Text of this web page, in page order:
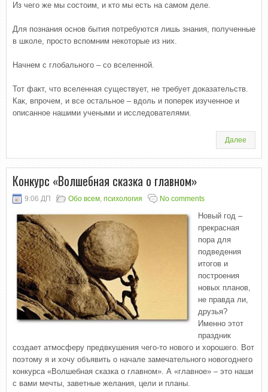
Из чего же мы состоим, и кто мы есть на самом деле.
Для познания основ бытия потребуются лишь знания, полученные
в школе, просто вспомним некоторые из них.
Начнем с глобального – со вселенной.
Тот факт, что вселенная существует, не требует доказательств.
Как, впрочем, и все остальное – вдоль и поперек изученное и
описанное нашими учеными и исследователями.
Далее
Конкурс «Волшебная сказка о главном»
9:06 ДП Обо всем, психология No comments
Новый год –
прекрасная
пора для
подведения
итогов и
построения
новых планов,
не правда ли,
друзья?
Именно этот
праздник
создает атмосферу предвкушения чего-то нового и хорошего. Вот
поэтому я и хочу объявить о начале замечательного новогоднего
конкурса «Волшебная сказка о главном». А «главное» – это наши
с вами мечты, заветные желания, цели и планы.